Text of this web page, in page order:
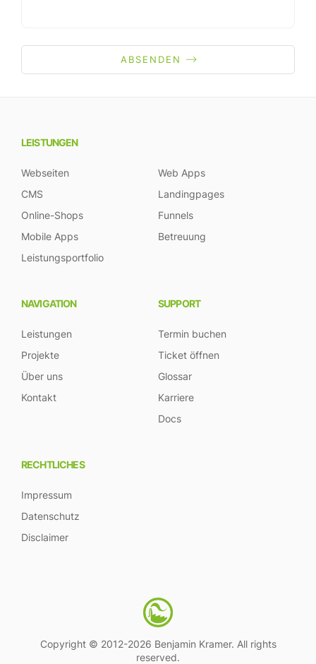
ABSENDEN
LEISTUNGEN
Webseiten
CMS
Online-Shops
Mobile Apps
Leistungsportfolio
Web Apps
Landingpages
Funnels
Betreuung
NAVIGATION
Leistungen
Projekte
Über uns
Kontakt
SUPPORT
Termin buchen
Ticket öffnen
Glossar
Karriere
Docs
RECHTLICHES
Impressum
Datenschutz
Disclaimer
Copyright © 2012-2026 Benjamin Kramer. All rights
reserved.